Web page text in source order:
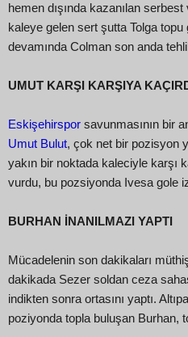
hemen dışında kazanılan
kaleye gelen sert şutta Tolga topu
devamında Colman son anda
UMUT KARŞI KARŞIYA
Eskişehirspor savunmasının bir
Umut Bulut, çok net bir pozisyon
yakın bir noktada kaleciyle karşı
vurdu, bu pozsiyonda Ivesa gole
BURHAN İNANILMAZI YAPTI
Mücadelenin son dakikaları
dakikada Sezer soldan ceza
indikten sonra ortasını yaptı.
poziyonda topla buluşan Burhan,